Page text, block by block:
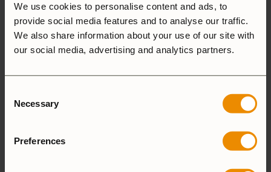
We use cookies to personalise content and ads, to
provide social media features and to analyse our traffic.
We also share information about your use of our site with
our social media, advertising and analytics partners.
Selection
Necessary
Preferences
1-5 of 17 reviews
4 augusti, 2026
(0) (0)